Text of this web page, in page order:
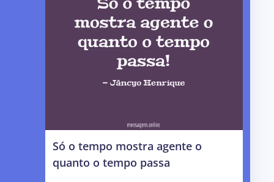
Só o tempo mostra agente o
quanto o tempo passa